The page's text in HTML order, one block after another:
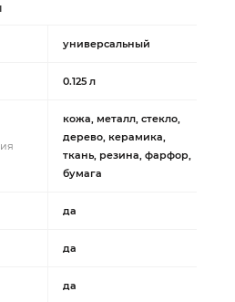
универсальный
0.125 л
кожа, металл, стекло,
дерево, керамика,
ткань, резина, фарфор,
бумага
да
да
да